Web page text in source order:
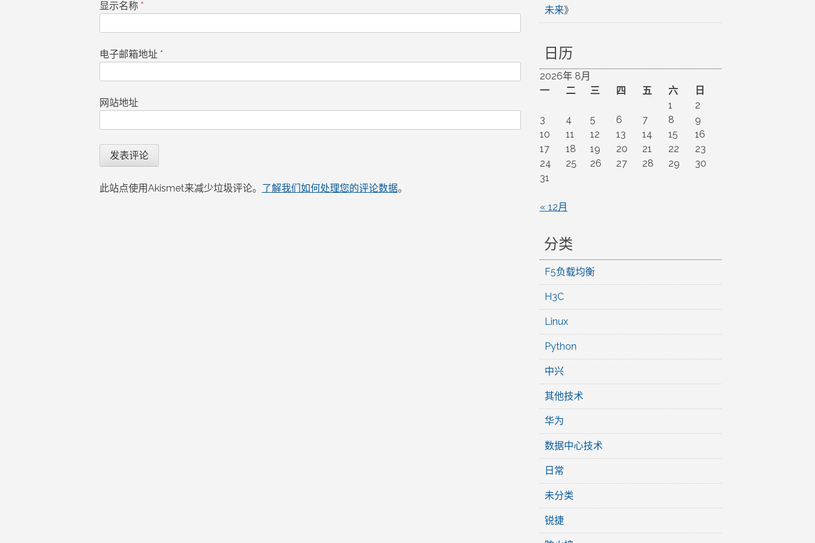
显示名称 *
电子邮箱地址 *
网站地址
此站点使用Akismet来减少垃圾评论。 了解我们如何处理您的评论数据。
未来》
日历
2026年 8月
一
二 三 四 五 六
日
1
2
3
4 5 6 7 8
9
10
11 12 13 14 15
16
17
18 19 20 21 22
23
24
25 26 27 28 29
30
31
« 12月
分类
F5负载均衡
H3C
Linux
Python
中兴
其他技术
华为
数据中心技术
日常
未分类
锐捷